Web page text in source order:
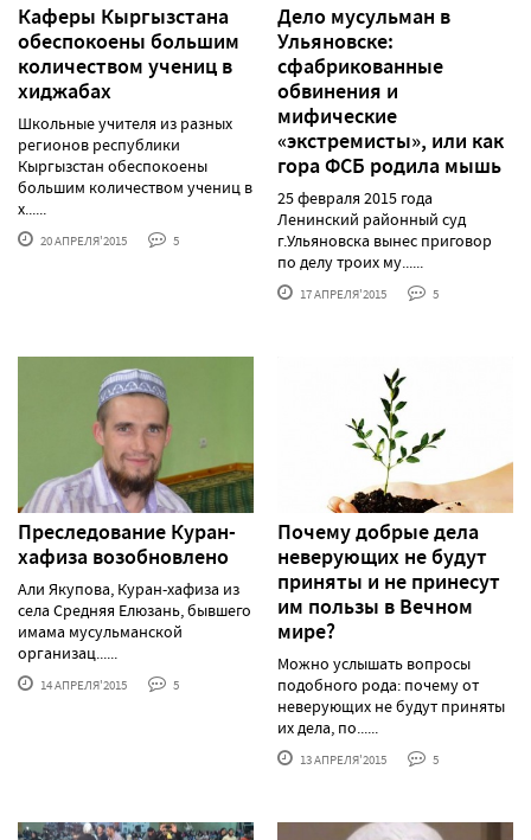
Каферы Кыргызстана
обеспокоены большим
количеством учениц в
хиджабах
Школьные учителя из разных
регионов республики
Кыргызстан обеспокоены
большим количеством учениц в
х......
20 АПРЕЛЯ'2015 5
Дело мусульман в
Ульяновске:
сфабрикованные
обвинения и
мифические
«экстремисты», или как
гора ФСБ родила мышь
25 февраля 2015 года
Ленинский районный суд
г.Ульяновска вынес приговор
по делу троих му......
17 АПРЕЛЯ'2015 5
Преследование Куран-
хафиза возобновлено
Али Якупова, Куран-хафиза из
села Средняя Елюзань, бывшего
имама мусульманской
организац......
14 АПРЕЛЯ'2015 5
Почему добрые дела
неверующих не будут
приняты и не принесут
им пользы в Вечном
мире?
Можно услышать вопросы
подобного рода: почему от
неверующих не будут приняты
их дела, по......
13 АПРЕЛЯ'2015 5